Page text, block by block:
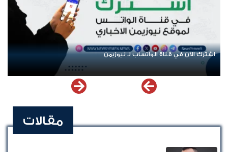
اشترك الآن في قناة الواتساب لـ نيوزيمن
مقالات